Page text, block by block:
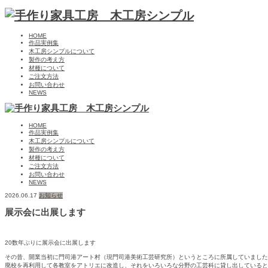
HOME
作品実例集
木工房シンプルについて
製作の考え方
材種について
ご注文方法
お問い合わせ
NEWS
HOME
作品実例集
木工房シンプルについて
製作の考え方
材種について
ご注文方法
お問い合わせ
NEWS
2026.06.17 お知らせ
展示会に出展します
20数年ぶりに展示会に出展します
その昔、開業当初に門司港アート村（現門司港美術工芸研究所）というところに所属していました
廃校を再利用して各教室をアトリエに改造し、それをいろいろな分野の工芸科に貸し出している